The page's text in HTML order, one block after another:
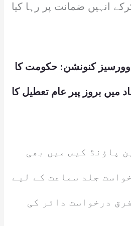
انہیں ضمانت پر رہا کیا
اوورسیز کنونشن: حکومت کا
میں بروز پیر عام تعطیل کا
190 ملین پاؤنڈ کیس میں بھی
جلد سماعت کے لیے
درخواست دائر کی